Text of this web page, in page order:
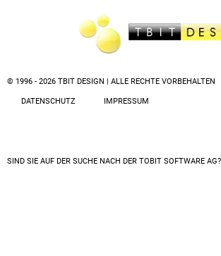
© 1996 - 2026 TBIT DESIGN | ALLE RECHTE VORBEHALTEN
DATENSCHUTZ IMPRESSUM
SIND SIE AUF DER SUCHE NACH DER TOBIT SOFTWARE